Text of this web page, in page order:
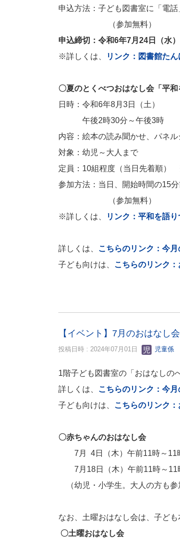
申込方法：子ども図書室に「電
（参加無料）
申込締切：令和6年7月24日（水）
※詳しくは、
リンク：図書館た
〇夏のとくべつおはなし会「平和
日時：令和6年8月3日（土）
午後2時30分～午後3時
内容：絵本の読み聞かせ、パネ
対象：幼児～大人まで
定員：10組程度（当日先着順
参加方法：当日、開始時間の15
（参加無料）
※詳しくは、
リンク：平和を語
詳しくは、 こちらのリンク：今
子ども向けは、 こちらのリンク
【イベント】7月のおはなし
投稿日時 : 2024年07月01日 児童係
1階子ども図書室の「おはなしの
詳しくは、 こちらのリンク：今
子ども向けは、 こちらのリンク
〇赤ちゃんのおはなし会
7月 4日（木）午前11時～11
7月18日（木）午前11時～11
（幼児・小学生。大人の方も参
なお、土曜おはなし会は、子ど
〇土曜おはなし会